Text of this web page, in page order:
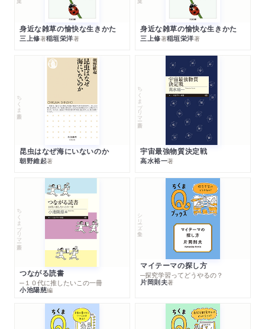
身近な雑草の愉快な生きかた
三上修著稲垣栄洋著
身近な雑草の愉快な生きかた
三上修著稲垣栄洋著
ちくま新書
昆虫はなぜ海にいないのか
朝野維起著
ちくまプリマー新書
宇宙最強物質決定戦
高水裕一著
ちくまプリマー新書
つながる読書
─１０代に推したいこの一冊
小池陽慈編
シリーズ・全集
マイテーマの探し方
─探究学習ってどうやるの？
片岡則夫著